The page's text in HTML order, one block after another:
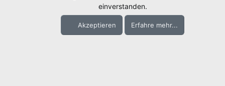
einverstanden.
Akzeptieren Erfahre mehr...